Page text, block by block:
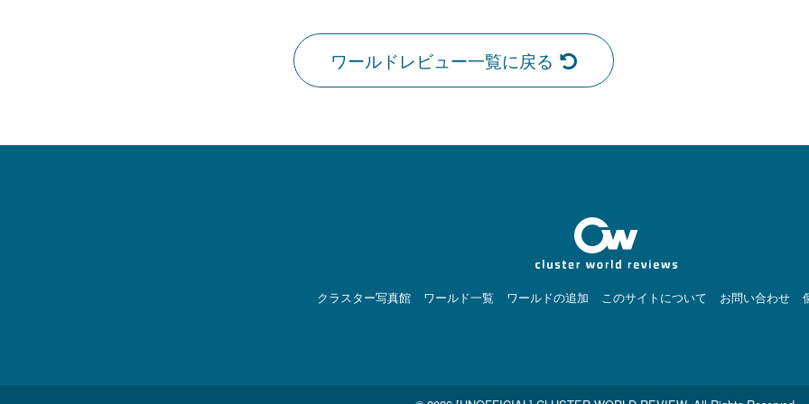
ワールドレビュー一覧に戻る
クラスター写真館 ワールド一覧 ワールドの追加 このサイトについて お問い合わせ